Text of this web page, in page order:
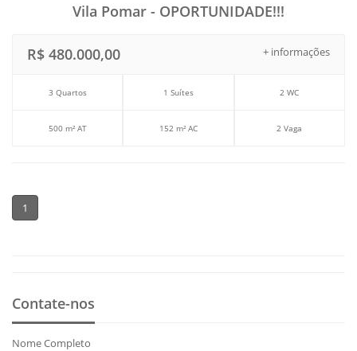
Vila Pomar - OPORTUNIDADE!!!
+ informações
R$ 480.000,00
3 Quartos 1 Suítes 2 WC
500 m² AT 152 m² AC 2 Vaga
1
Contate-nos
Nome Completo